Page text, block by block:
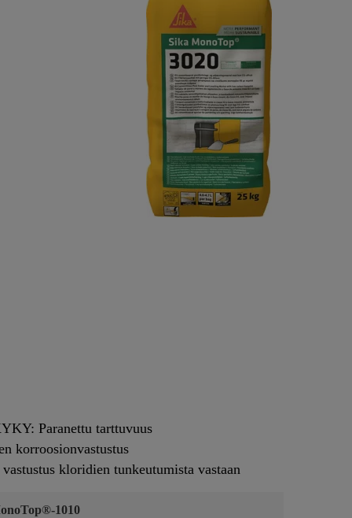
Paranettu tarttuvuus
korroosionvastustus
kloridien tunkeutumista vastaan
1010